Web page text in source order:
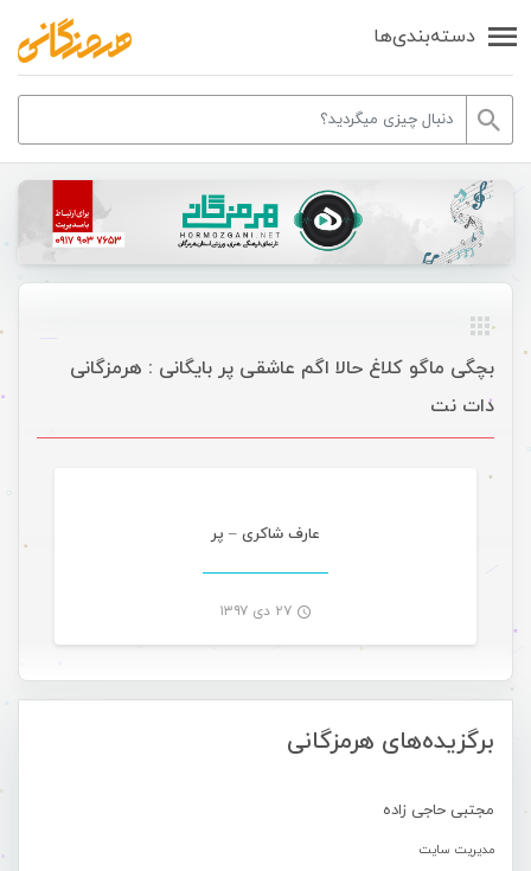
دسته‌بندی‌ها
برگزیده‌های هرمزگانی
مجتبی حاجی زاده
مدیریت سایت
بچگی ماگو کلاغ حالا اگم عاشقی پر بایگانی : هرمزگانی
دات نت
عارف شاکری – پر
۲۷ دی ۱۳۹۷